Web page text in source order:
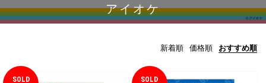
アイオケ
新着順 価格順 おすすめ順
SOLD
SOLD